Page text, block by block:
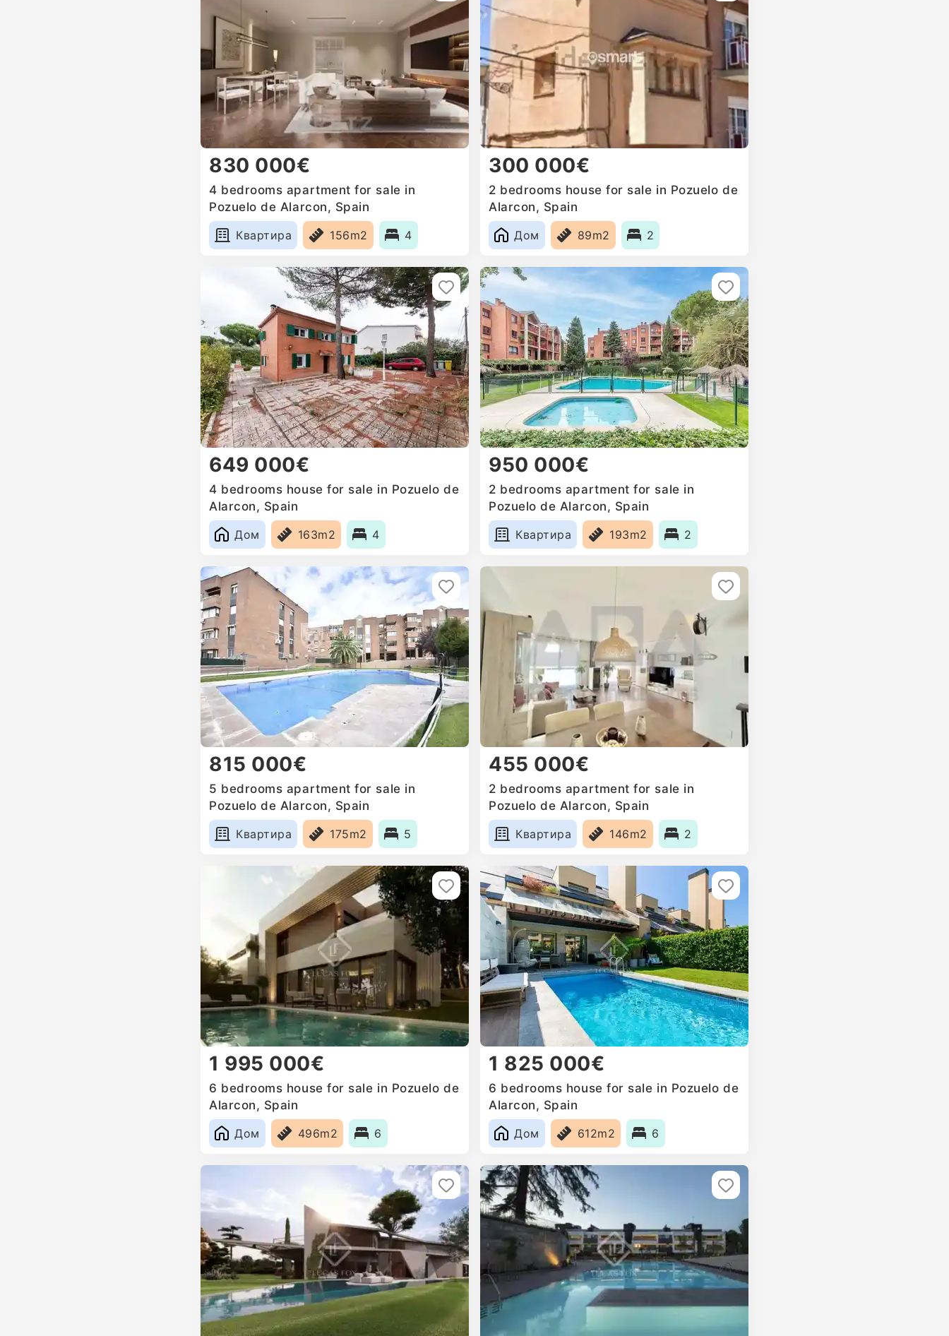
830 000€
4 bedrooms apartment for sale in
Pozuelo de Alarcon, Spain
Квартира
156m2 4
300 000€
2 bedrooms house for sale in Pozuelo de
Alarcon, Spain
Дом
89m2 2
649 000€
4 bedrooms house for sale in Pozuelo de
Alarcon, Spain
Дом
163m2 4
950 000€
2 bedrooms apartment for sale in
Pozuelo de Alarcon, Spain
Квартира
193m2 2
815 000€
5 bedrooms apartment for sale in
Pozuelo de Alarcon, Spain
Квартира
175m2 5
455 000€
2 bedrooms apartment for sale in
Pozuelo de Alarcon, Spain
Квартира
146m2 2
1 995 000€
6 bedrooms house for sale in Pozuelo de
Alarcon, Spain
Дом
496m2 6
1 825 000€
6 bedrooms house for sale in Pozuelo de
Alarcon, Spain
Дом
612m2 6